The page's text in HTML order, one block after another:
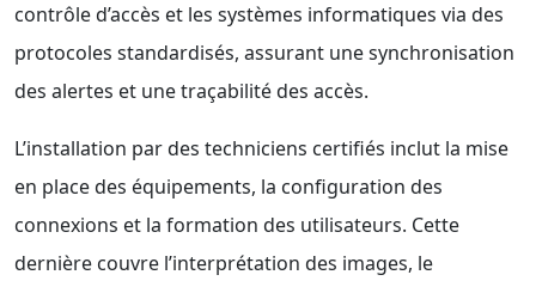
contrôle d’accès et les systèmes informatiques via des
protocoles standardisés, assurant une synchronisation
des alertes et une traçabilité des accès.
L’installation par des techniciens certifiés inclut la mise
en place des équipements, la configuration des
connexions et la formation des utilisateurs. Cette
dernière couvre l’interprétation des images, le